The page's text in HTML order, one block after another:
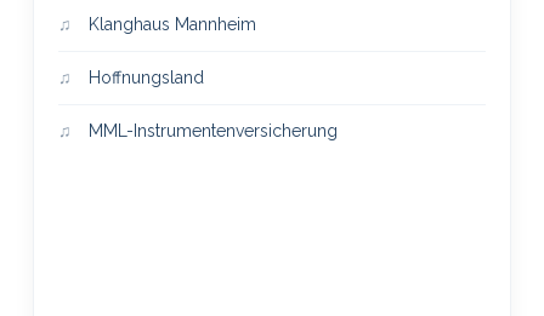
Klanghaus Mannheim
Hoffnungsland
MML-Instrumentenversicherung